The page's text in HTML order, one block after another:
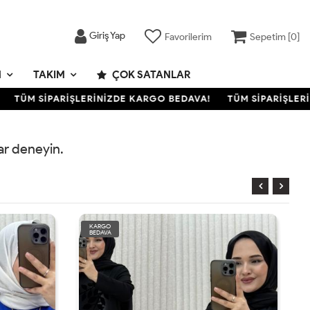
Giriş Yap Favorilerim Sepetim [0]
TAKIM ÇOK SATANLAR
TÜM SİPARİŞLERİNİZDE KARGO BEDAVA! TÜM
deneyin.
KARGO
BEDAVA